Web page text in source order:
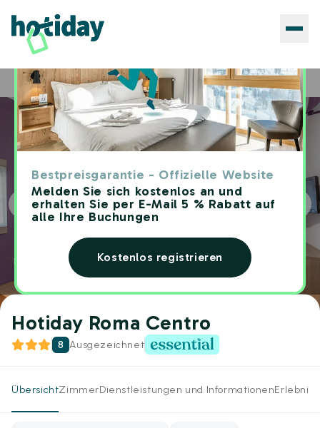
Bestpreisgarantie - Offizielle Website
Melden Sie sich kostenlos an und
erhalten Sie per E-Mail 5 % Rabatt auf
alle Ihre Buchungen
Kostenlos registrieren
Home Hotels Hotiday Roma Centro
Hotiday Roma Centro
8 Ausgezeichnet
ÜbersichtZimmerDienstleistungen und Informationen